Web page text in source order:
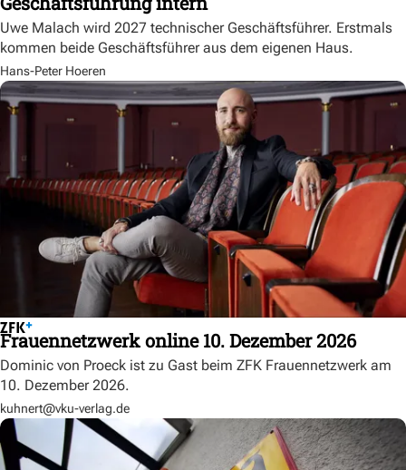
Uwe Malach wird 2027 technischer Geschäftsführer. Erstmals
kommen beide Geschäftsführer aus dem eigenen Haus.
Hans-Peter Hoeren
Frauennetzwerk online 10. Dezember 2026
Dominic von Proeck ist zu Gast beim ZFK Frauennetzwerk am
10. Dezember 2026.
kuhnert@vku-verlag.de